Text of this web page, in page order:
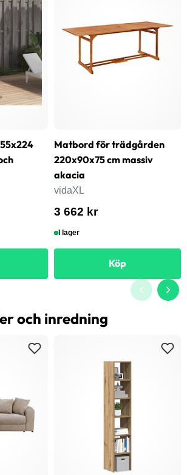
Matbord för trädgården
220x90x75 cm massiv
akacia
vidaXL
3 662 kr
I lager
Köp
och inredning